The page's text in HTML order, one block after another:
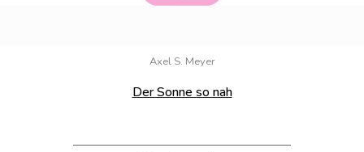
Axel S. Meyer
Der Sonne so nah